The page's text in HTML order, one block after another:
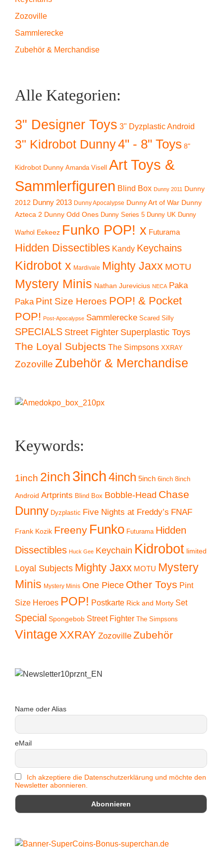
Zozoville
Sammlerecke
Zubehör & Merchandise
Alle Kategorien:
3" Designer Toys 3" Dyzplastic Android
3" Kidrobot Dunny4" - 8" Toys 8"
Kidrobot Dunny Amanda Visell
Art Toys &
Sammlerfiguren Blind Box Dunny 2011 Dunny
2012 Dunny 2013 Dunny Apocalypse Dunny Art of War Dunny
Azteca 2 Dunny Odd Ones Dunny Series 5 Dunny UK Dunny
Warhol Eekeez Funko POP! x Futurama
Hidden Dissectibles Kandy Keychains
Kidrobot x Mardivale Mighty Jaxx MOTU
Mystery Minis Nathan Jurevicius NECA Paka
Paka Pint Size Heroes POP! & Pocket
POP! Post-Apocalypse Sammlerecke Scared Silly
SPECIALS Street Fighter Superplastic Toys
The Loyal Subjects The Simpsons XXRAY
Zozoville Zubehör & Merchandise
Keywords:
1inch 2inch 3inch4inch 5inch 6inch 8inch
Android Artprints Blind Box Bobble-Head Chase
Dunny Dyzplastic Five Nights at Freddy’s FNAF
Frank Kozik Freeny Funko Futurama Hidden
Dissectibles Huck Gee Keychain Kidrobot limited
Loyal Subjects Mighty Jaxx MOTU Mystery
Minis Mystery Minis One Piece Other Toys Pint
Size Heroes POP! Postkarte Rick and Morty Set
Special Spongebob Street Fighter The Simpsons
Vintage XXRAY Zozoville Zubehör
Name oder Alias
eMail
Ich akzeptiere die Datenschutzerklärung und möchte den
Newsletter abonnieren.